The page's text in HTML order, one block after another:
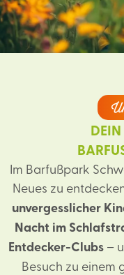
Im Barfußpark
Neues zu
unvergesslicher
Nacht im
Entdecker-Clubs –
Besuch zu einem